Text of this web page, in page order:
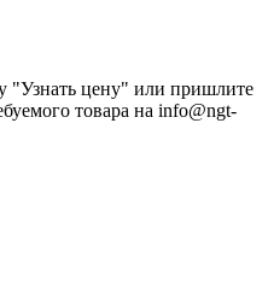
"Узнать цену" или пришлите
товара на info@ngt-